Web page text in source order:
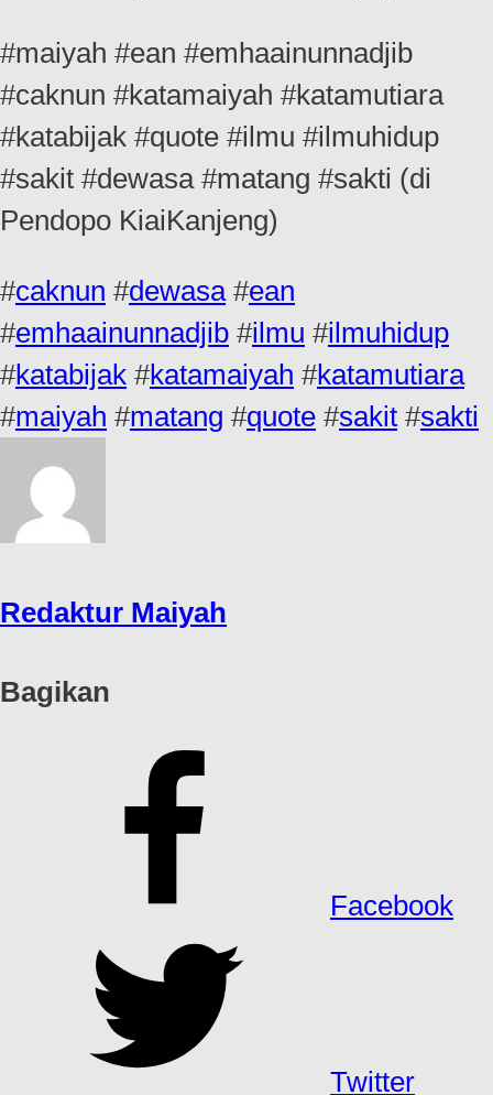
#maiyah #ean #emhaainunnadjib
#caknun #katamaiyah #katamutiara
#katabijak #quote #ilmu #ilmuhidup
#sakit #dewasa #matang #sakti (di
Pendopo KiaiKanjeng)
#caknun #dewasa#ean
#emhaainunnadjib #ilmu #ilmuhidup
#katabijak #katamaiyah #katamutiara
#maiyah #matang #quote #sakit #sakti
Redaktur Maiyah
Bagikan
Facebook
Twitter